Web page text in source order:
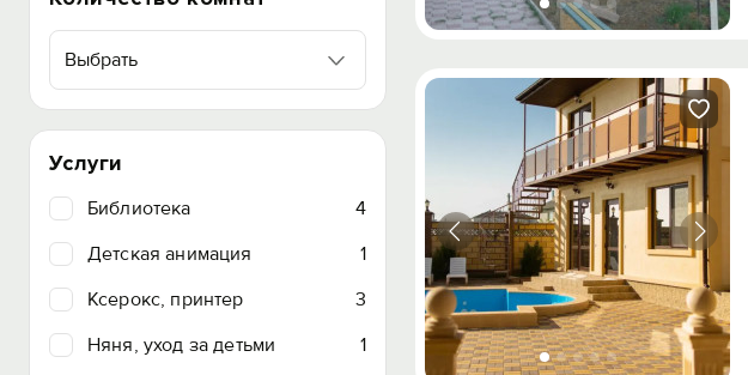
Выбрать
Услуги
Библиотека
4
Детская анимация
1
Ксерокс, принтер
3
Няня, уход за детьми
1